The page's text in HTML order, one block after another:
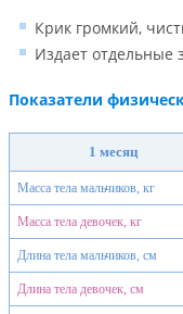
Крик громкий,
Издает отдельные
Показатели
1 месяц
Масса тела мальчиков, кг
Масса тела девочек, кг
Длина тела мальчиков, см
Длина тела девочек, см